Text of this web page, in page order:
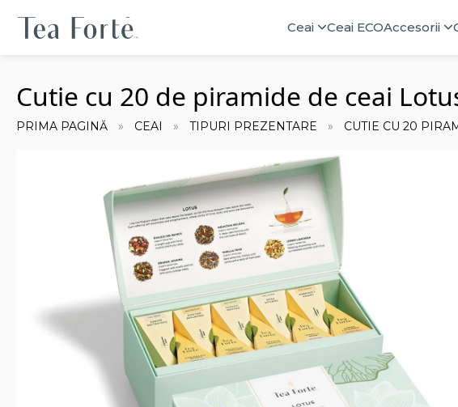
Ceai Ceai ECOAccesorii
Cutie cu 20 de piramide de ceai
PRIMA PAGINĂ CEAI TIPURI PREZENTARE CUTIE CU 20